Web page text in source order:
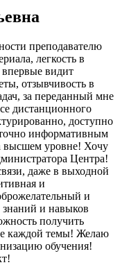
преподавателю
легкость в
видит
отзывчивость в
за переданный мне
дистанционного
доступно
информативным
высшем уровне! Хочу
Центра!
даже в выходной
и
и
и навыков
получить
каждой темы! Желаю
обучения!